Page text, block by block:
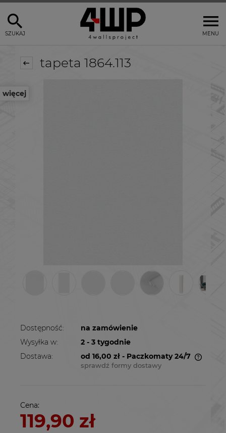
MENU
SZUKAJ
więcej
tapeta 1864.113
Dostępność:
na zamówienie
Wysyłka w:
2 - 3 tygodnie
Dostawa:
od 16,00 zł - Paczkomaty 24/7
Cena nie zawiera ewentualnych kosztów
sprawdź formy dostawy
Cena:
119,90 zł